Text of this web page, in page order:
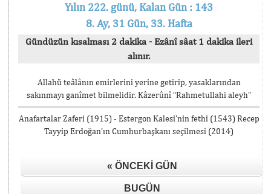
Yılın 222. günü, Kalan Gün : 143
8. Ay, 31 Gün, 33. Hafta
Gündüzün kısalması 2 dakika - Ezânî sâat 1 dakika ileri
alınır.
Allahü teâlânın emirlerini yerine getirip, yasaklarından
sakınmayı ganîmet bilmelidir. Kâzerûnî “Rahmetullahi aleyh”
Anafartalar Zaferi (1915) - Estergon Kalesi’nin fethi (1543) Recep
Tayyip Erdoğan’ın Cumhurbaşkanı seçilmesi (2014)
« ÖNCEKI GÜN
BUGÜN